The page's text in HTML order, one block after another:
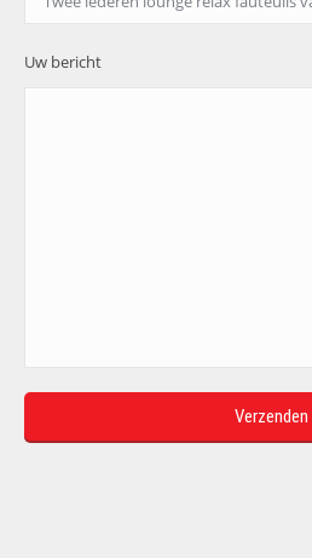
Uw bericht